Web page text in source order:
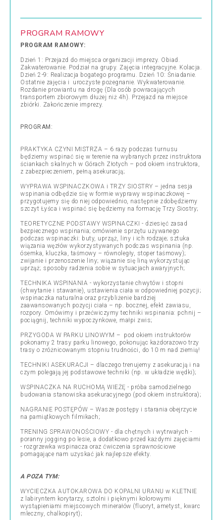
PROGRAM RAMOWY
PROGRAM RAMOWY:
Dzień 1: Przejazd do miejsca organizacji imprezy. Obiad.
Zakwaterowanie. Podział na grupy. Zajęcia integracyjne. Kolacja.
Dzień 2-9: Realizacja bogatego programu. Dzień 10: Śniadanie.
Ostatnie zajęcia i uroczyste pożegnanie. Wykwaterowanie.
Rozdanie prowiantu na drogę (Dla osób powracających
transportem zbiorowym dłużej niż 4h). Przejazd na miejsce
zbiórki. Zakończenie imprezy.
PROGRAM:
PRAKTYKA CZYNI MISTRZA – 6 razy podczas turnusu
będziemy wspinać się w terenie na wybranych przez instruktora
ściankach skalnych w Górach Złotych – pod okiem instruktora,
z zabezpieczeniem, pełną asekuracją;
WYPRAWA WSPINACZKOWA i TRZY SIOSTRY – jedna sesja
wspinania odbędzie się w formie wyprawy wspinaczkowej –
przygotujemy się do niej odpowiednio, następnie zdobędziemy
szczyt Łyśca i wspinać się będziemy na formację Trzy Siostry;
TEORETYCZNE PODSTAWY WSPINACZKI - dziesięć zasad
bezpiecznego wspinania; omówienie sprzętu używanego
podczas wspinaczki: buty, uprząż, liny i ich rodzaje; sztuka
wiązania węzłów wykorzystywanych podczas wspinania (np.
ósemka, kluczka, taśmowy – równoległy, stoper taśmowy);
zwijanie i przenoszenie liny; wiązanie się liną wykorzystując
uprząż; sposoby radzenia sobie w sytuacjach awaryjnych;
TECHNIKA WSPINANIA - wykorzystanie chwytów i stopni
(chwytanie i stawanie), ustawienia ciała w odpowiedniej pozycji;
wspinaczka naturalna oraz przybliżenie bardziej
zaawansowanych pozycji ciała – np. bocznej, efekt zawiasu,
rozpory. Omówimy i przećwiczymy techniki wspinania: pchnij –
pociągnij, techniki wypoczynkowe, małpi zwis;
PRZYGODA W PARKU LINOWYM – pod okiem instruktorów
pokonamy 2 trasy parku linowego, pokonując każdorazowo trzy
trasy o zróżnicowanym stopniu trudności, do 10 m nad ziemią!
TECHNIKI ASEKURACJI – dlaczego trenujemy z asekuracją i na
czym polegają jej podstawowe techniki (np. w układzie wędki);
WSPINACZKA NA RUCHOMĄ WIEŻĘ - próba samodzielnego
budowania stanowiska asekuracyjnego (pod okiem instruktora);
NAGRANIE POSTĘPÓW – Wasze postępy i starania obejrzycie
na pamiątkowych filmikach;
TRENING SPRAWONOŚCIOWY - dla chętnych i wytrwałych -
poranny jogging po lesie, a dodatkowo przed każdymi zajęciami
- rozgrzewka wspinacza oraz ćwiczenia sprawnościowe
pomagające nam uzyskać jak najlepsze efekty.
A POZA TYM:
WYCIECZKA AUTOKAROWA DO KOPALNI URANU w KLETNIE
z labiryntem korytarzy, sztolni i pięknymi kolorowymi
wystąpieniami miejscowych minerałów (fluoryt, ametyst, kwarc
mleczny, chalkopiryt);